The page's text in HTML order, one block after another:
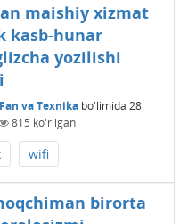
maishiy xizmat
kasb-hunar
yozilishi
Fan va Texnikabo'limida 28
815 ko'rilgan
wifi
birorta